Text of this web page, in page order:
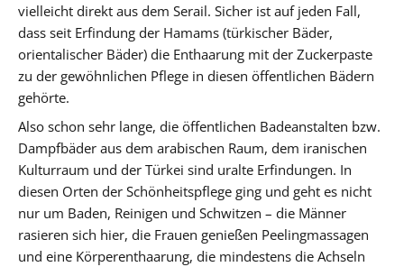
vielleicht direkt aus dem Serail. Sicher ist auf jeden Fall,
dass seit Erfindung der Hamams (türkischer Bäder,
orientalischer Bäder) die Enthaarung mit der Zuckerpaste
zu der gewöhnlichen Pflege in diesen öffentlichen Bädern
gehörte.
Also schon sehr lange, die öffentlichen Badeanstalten bzw.
Dampfbäder aus dem arabischen Raum, dem iranischen
Kulturraum und der Türkei sind uralte Erfindungen. In
diesen Orten der Schönheitspflege ging und geht es nicht
nur um Baden, Reinigen und Schwitzen – die Männer
rasieren sich hier, die Frauen genießen Peelingmassagen
und eine Körperenthaarung, die mindestens die Achseln